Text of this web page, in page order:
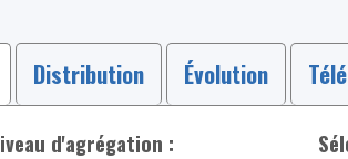
Distribution Évolution
d'agrégation :